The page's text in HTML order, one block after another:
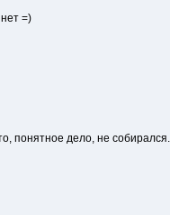
=)
понятное дело, не